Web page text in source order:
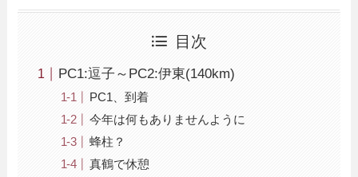
目次
PC1:逗子～PC2:伊東(140km)
PC1、到着
今年は何もありませんように
蜂柱？
真鶴で休憩